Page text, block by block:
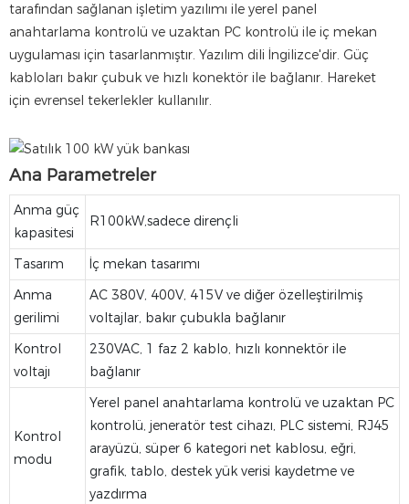
tarafından sağlanan işletim yazılımı ile yerel panel
anahtarlama kontrolü ve uzaktan PC kontrolü ile iç mekan
uygulaması için tasarlanmıştır. Yazılım dili İngilizce'dir. Güç
kabloları bakır çubuk ve hızlı konektör ile bağlanır. Hareket
için evrensel tekerlekler kullanılır.
Ana Parametreler
Anma güç
kapasitesi
R100kW,sadece dirençli
Tasarım
İç mekan tasarımı
Anma
gerilimi
AC 380V, 400V, 415V ve diğer özelleştirilmiş
voltajlar, bakır çubukla bağlanır
Kontrol
voltajı
230VAC, 1 faz 2 kablo, hızlı konnektör ile
bağlanır
Kontrol
modu
Yerel panel anahtarlama kontrolü ve uzaktan PC
kontrolü, jeneratör test cihazı, PLC sistemi, RJ45
arayüzü, süper 6 kategori net kablosu, eğri,
grafik, tablo, destek yük verisi kaydetme ve
yazdırma